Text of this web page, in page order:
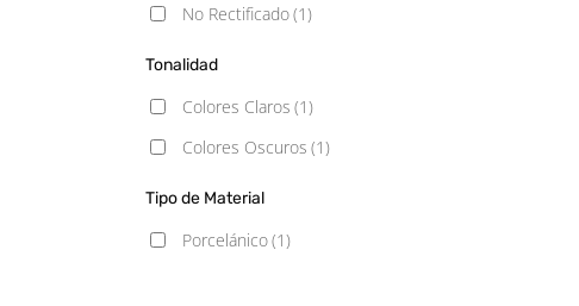
No Rectificado(1)
Tonalidad
Colores Claros (1)
Colores Oscuros (1)
Tipo de Material
Porcelánico(1)